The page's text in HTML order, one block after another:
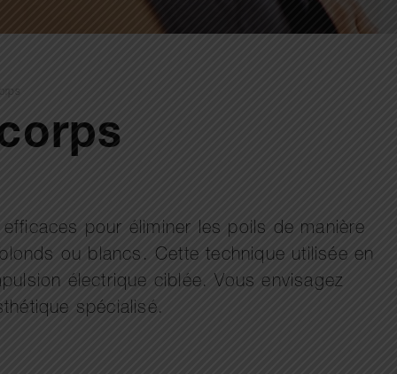
pour éliminer les poils de manière
ou blancs. Cette technique utilisée en
électrique ciblée. Vous envisagez
spécialisé.